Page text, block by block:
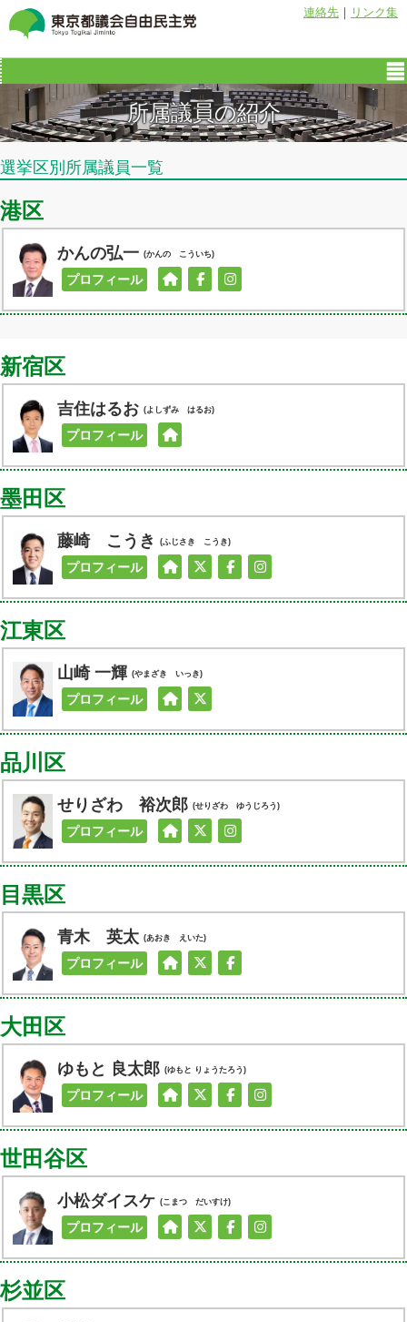
連絡先 ｜ リンク集
所属議員の紹介
選挙区別所属議員一覧
港区
かんの弘一(かんの こういち)
プロフィール
新宿区
吉住はるお(よしずみ はるお)
プロフィール
墨田区
藤崎 こうき(ふじさき こうき)
プロフィール
江東区
山崎 一輝(やまざき いっき)
プロフィール
品川区
せりざわ 裕次郎(せりざわ ゆうじろう)
プロフィール
目黒区
青木 英太(あおき えいた)
プロフィール
大田区
ゆもと 良太郎(ゆもと りょうたろう)
プロフィール
世田谷区
小松ダイスケ(こまつ だいすけ)
プロフィール
杉並区